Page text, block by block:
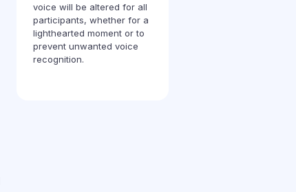
voice will be altered for all
participants, whether for a
lighthearted moment or to
prevent unwanted voice
recognition.